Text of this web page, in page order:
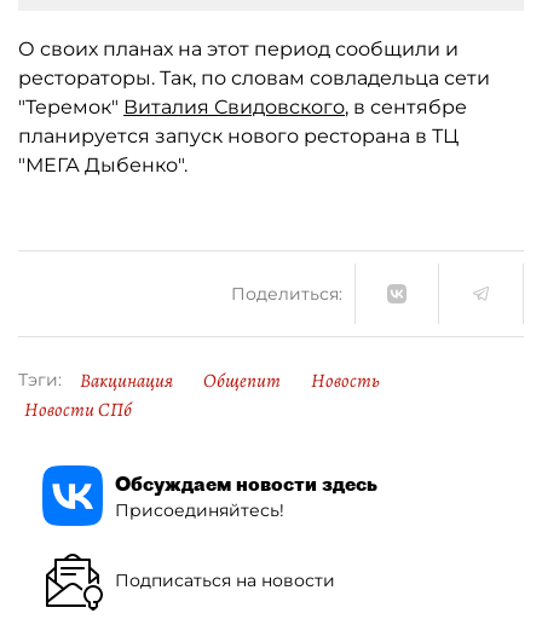
О своих планах на этот период сообщили и
рестораторы. Так, по словам совладельца сети
"Теремок" Виталия Свидовского, в сентябре
планируется запуск нового ресторана в ТЦ
"МЕГА Дыбенко".
Поделиться:
Тэги: Вакцинация Общепит
Новость
Новости СПб
Обсуждаем новости здесь
Присоединяйтесь!
Подписаться на новости